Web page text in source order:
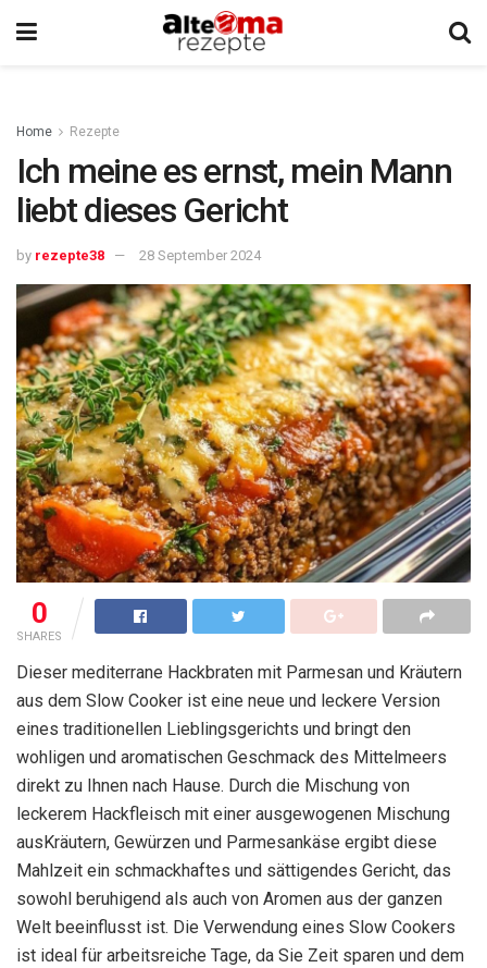
Home Rezepte
Ich meine es ernst, mein Mann
liebt dieses Gericht
by rezepte38 28 September 2024
0
SHARES
Dieser mediterrane Hackbraten mit Parmesan und Kräutern
aus dem Slow Cooker ist eine neue und leckere Version
eines traditionellen Lieblingsgerichts und bringt den
wohligen und aromatischen Geschmack des Mittelmeers
direkt zu Ihnen nach Hause. Durch die Mischung von
leckerem Hackfleisch mit einer ausgewogenen Mischung
ausKräutern, Gewürzen und Parmesankäse ergibt diese
Mahlzeit ein schmackhaftes und sättigendes Gericht, das
sowohl beruhigend als auch von Aromen aus der ganzen
Welt beeinflusst ist. Die Verwendung eines Slow Cookers
ist ideal für arbeitsreiche Tage, da Sie Zeit sparen und dem